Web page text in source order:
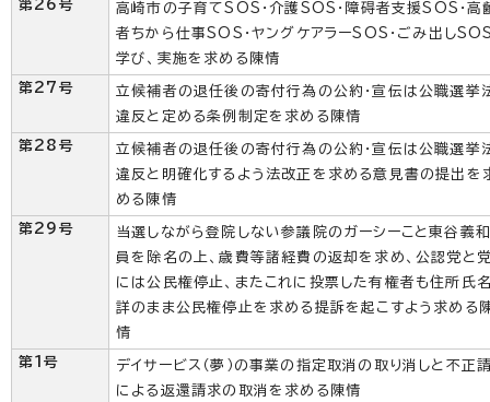
第26号
高崎市の子育てSOS・介護SOS・障碍者支援SOS・高
者ちから仕事SOS・ヤングケアラーSOS・ごみ出し
学び、実施を求める陳情
第27号
立候補者の退任後の寄付行為の公約・宣伝は公職選挙
違反と定める条例制定を求める陳情
第28号
立候補者の退任後の寄付行為の公約・宣伝は公職選挙
違反と明確化するよう法改正を求める意見書の提出を
める陳情
第29号
当選しながら登院しない参議院のガーシーこと東谷義
員を除名の上、歳費等諸経費の返却を求め、公認党と
には公民権停止、またこれに投票した有権者も住所氏
詳のまま公民権停止を求める提訴を起こすよう求める
情
第1号
デイサービス（夢）の事業の指定取消の取り消しと不正
による返還請求の取消を求める陳情